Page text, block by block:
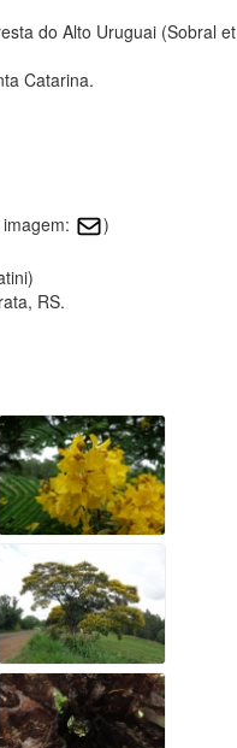
do Alto Uruguai (Sobral et
Catarina.
)
RS.